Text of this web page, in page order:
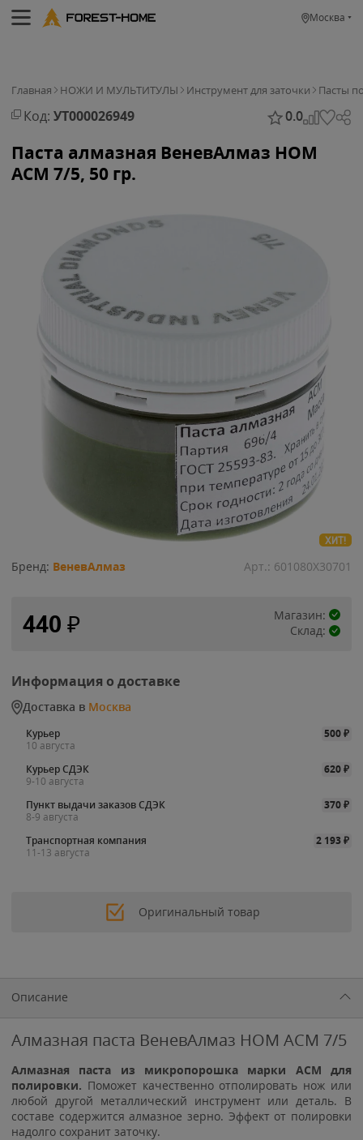
Москва
Главная НОЖИ И МУЛЬТИТУЛЫ Инструмент для заточки Пасты
Код: УТ000026949 0.0
Паста алмазная ВеневАлмаз НОМ
АСМ 7/5, 50 гр.
ХИТ!
Бренд: ВеневАлмаз Арт.: 601080Х30701
440 ₽
Магазин:
Склад:
Информация о доставке
Доставка в Москва
Курьер 500₽
10 августа
Курьер СДЭК
620₽
9-10 августа
Пункт выдачи заказов СДЭК
370₽
8-9 августа
Транспортная компания
2 193₽
11-13 августа
Оригинальный товар
Описание
Алмазная паста ВеневАлмаз НОМ АСМ 7/5
Алмазная паста из микропорошка марки АСМ для
полировки. Поможет качественно отполировать нож или
любой другой металлический инструмент или деталь. В
составе содержится алмазное зерно. Эффект от полировки
надолго сохранит заточку.